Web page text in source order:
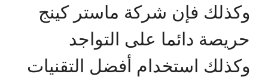
وكذلك فإن شركة ماستر كينج
حريصة دائما على التواجد
وكذلك استخدام أفضل التقنيات